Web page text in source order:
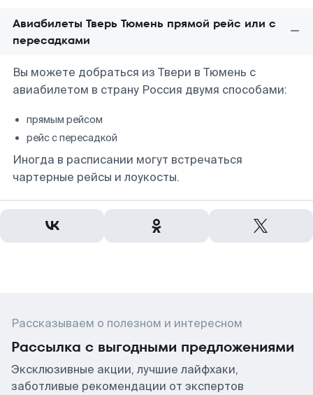
Авиабилеты Тверь Тюмень прямой рейс или с
пересадками
Вы можете добраться из Твери в Тюмень с
авиабилетом в страну Россия двумя способами:
прямым рейсом
рейс с пересадкой
Иногда в расписании могут встречаться
чартерные рейсы и лоукосты.
Рассказываем о полезном и интересном
Рассылка с выгодными предложениями
Эксклюзивные акции, лучшие лайфхаки,
заботливые рекомендации от экспертов